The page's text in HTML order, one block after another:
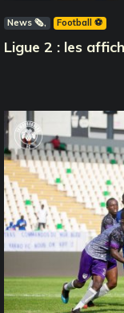
News 🗞️ Football ⚽️
Ligue 2 : les